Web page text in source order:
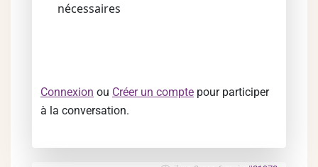
nécessaires
Connexion ou Créer un compte pour participer
à la conversation.